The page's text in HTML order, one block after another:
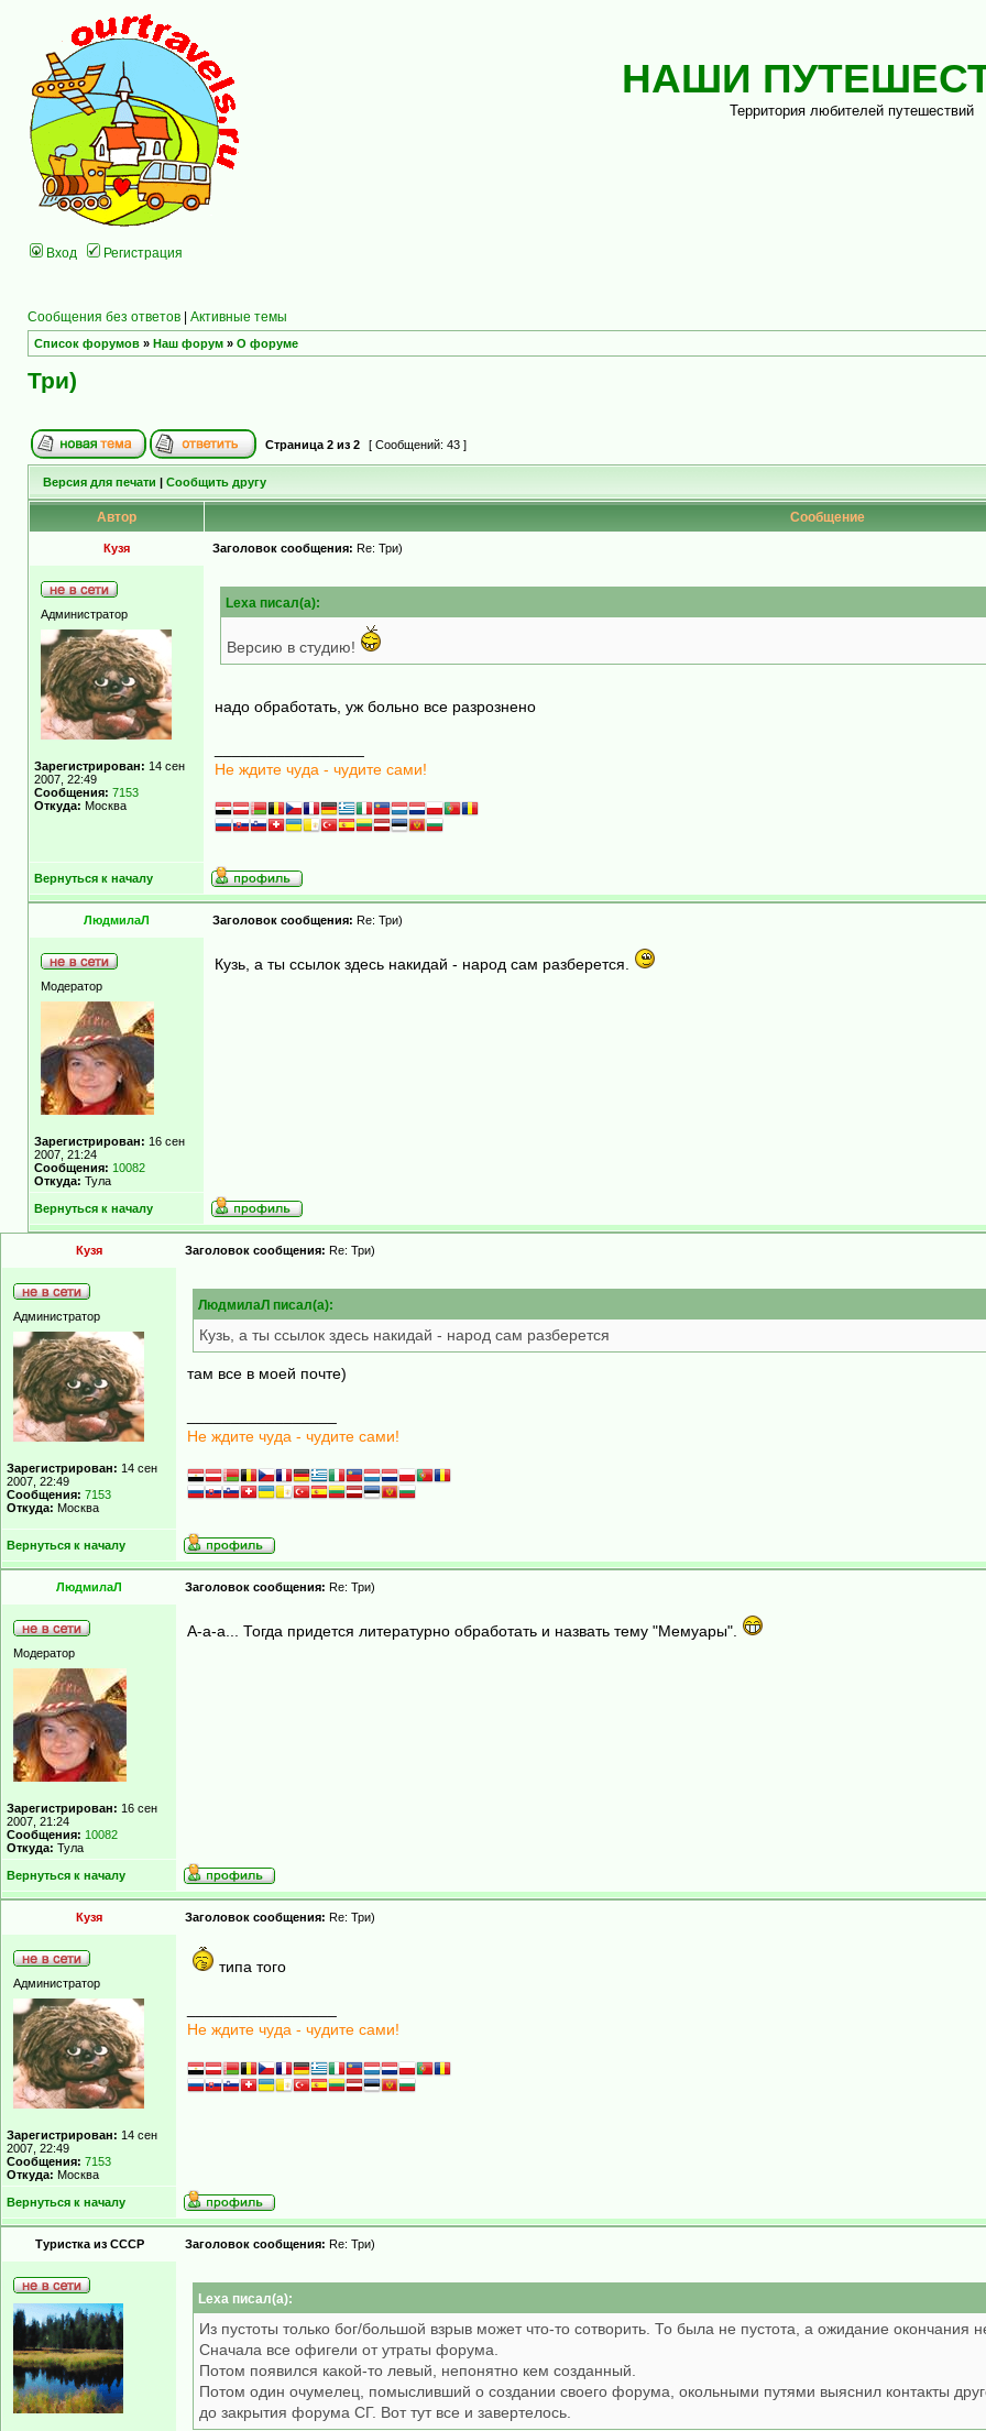
НАШИ
Территория любителей путешествий
Вход Регистрация
Сообщения без ответов | Активные темы
Список форумов » Наш форум » О форуме
Три)
Страница 2 из 2 [ Сообщений: 43 ]
Версия для печати | Сообщить другу
Автор Сообщение
Кузя Заголовок сообщения: Re: Три)
Администратор
Зарегистрирован: 14 сен
2007, 22:49
Сообщения: 7153
Откуда: Москва
Lexa писал(а):
Версию в студию!
надо обработать, уж больно все разрознено
Не ждите чуда - чудите сами!
Вернуться к началу
ЛюдмилаЛ Заголовок сообщения: Re: Три)
Модератор
Зарегистрирован: 16 сен
2007, 21:24
Сообщения: 10082
Откуда: Тула
Кузь, а ты ссылок здесь накидай - народ сам разберется.
Вернуться к началу
Кузя Заголовок сообщения: Re: Три)
Администратор
Зарегистрирован: 14 сен
2007, 22:49
Сообщения: 7153
Откуда: Москва
ЛюдмилаЛ писал(а):
Кузь, а ты ссылок здесь накидай - народ сам разберется
там все в моей почте)
Не ждите чуда - чудите сами!
Вернуться к началу
ЛюдмилаЛ Заголовок сообщения: Re: Три)
Модератор
Зарегистрирован: 16 сен
2007, 21:24
Сообщения: 10082
Откуда: Тула
А-а-а... Тогда придется литературно обработать и назвать тему "Мемуары".
Вернуться к началу
Кузя Заголовок сообщения: Re: Три)
Администратор
Зарегистрирован: 14 сен
2007, 22:49
Сообщения: 7153
Откуда: Москва
типа того
Не ждите чуда - чудите сами!
Вернуться к началу
Туристка из СССР Заголовок сообщения: Re: Три)
Lexa писал(а):
Из пустоты только бог/большой взрыв может что-то сотворить. То была не пустота, а ожидание
Сначала все офигели от утраты форума.
Потом появился какой-то левый, непонятно кем созданный.
Потом один очумелец, помысливший о создании своего форума, окольными путями выяснил контакты
до закрытия форума СГ. Вот тут все и завертелось.